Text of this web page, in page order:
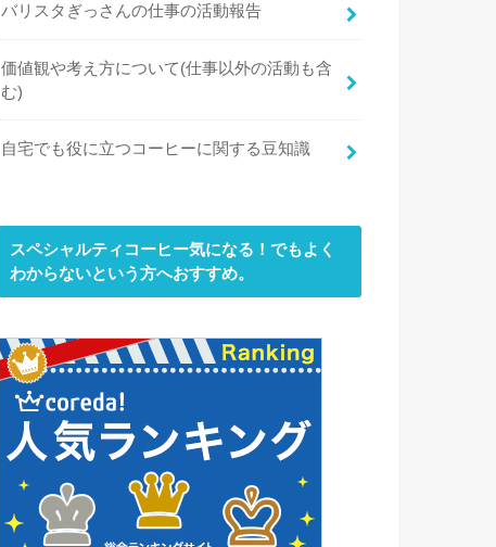
バリスタぎっさんの仕事の活動報告
価値観や考え方について(仕事以外の活動も含
む)
自宅でも役に立つコーヒーに関する豆知識
スペシャルティコーヒー気になる！でもよく
わからないという方へおすすめ。